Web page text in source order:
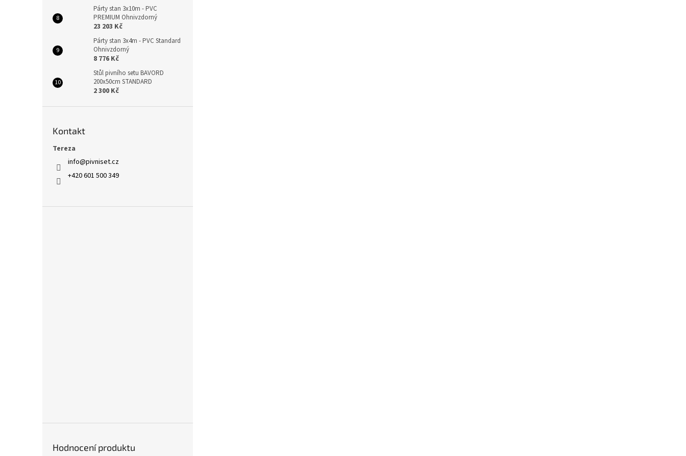
Párty stan 3x10m - PVC
PREMIUM Ohnivzdorný
23 203 Kč
Párty stan 3x4m - PVC Standard
Ohnivzdorný
8 776 Kč
Stůl pivního setu BAVORD
200x50cm STANDARD
2 300 Kč
Kontakt
Tereza
info@pivniset.cz
+420 601 500 349
Hodnocení produktu